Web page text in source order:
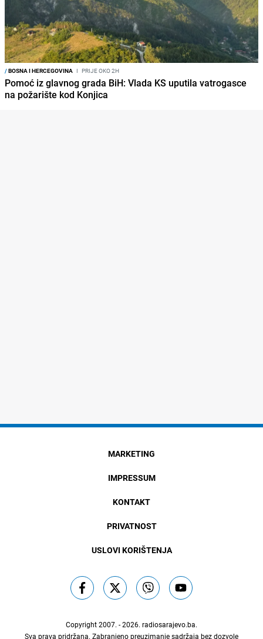
/BOSNA I HERCEGOVINA I PRIJE OKO 2H
Pomoć iz glavnog grada BiH: Vlada KS uputila vatrogasce
na požarište kod Konjica
MARKETING
IMPRESSUM
KONTAKT
PRIVATNOST
USLOVI KORIŠTENJA
Copyright 2007. - 2026. radiosarajevo.ba.
Sva prava pridržana. Zabranjeno preuzimanje sadržaja bez dozvole